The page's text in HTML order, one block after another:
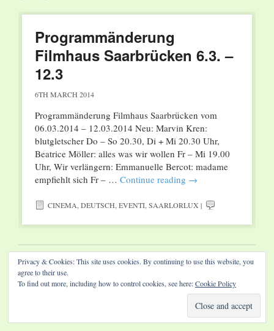
Programmänderung
Filmhaus Saarbrücken 6.3. –
12.3
6TH MARCH 2014
Programmänderung Filmhaus Saarbrücken vom
06.03.2014 – 12.03.2014 Neu: Marvin Kren:
blutgletscher Do – So 20.30, Di + Mi 20.30 Uhr,
Beatrice Möller: alles was wir wollen Fr – Mi 19.00
Uhr, Wir verlängern: Emmanuelle Bercot: madame
empfiehlt sich Fr – … Continue reading →
CINEMA,DEUTSCH,EVENTI,SAARLORLUX |
Website by Diamond Visions
Privacy & Cookies: This site uses cookies. By continuing to use this website, you
agree to their use.
To find out more, including how to control cookies, see here:Cookie Policy